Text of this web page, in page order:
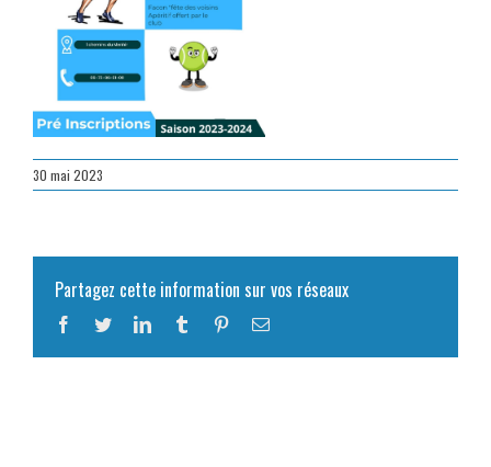
30 mai 2023
Partagez cette information sur vos réseaux
Facebook
TwitterLinkedInTumblr PinterestEmail